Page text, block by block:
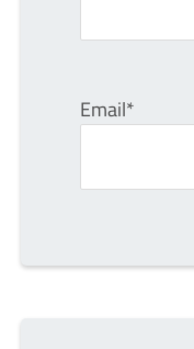
Email*